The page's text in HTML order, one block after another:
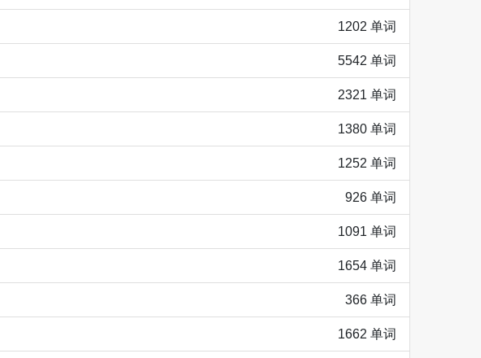
1202 单词
5542 单词
2321 单词
1380 单词
1252 单词
926 单词
1091 单词
1654 单词
366 单词
1662 单词